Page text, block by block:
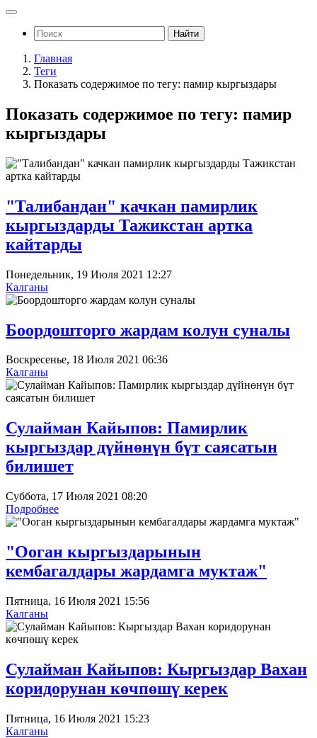
Найти
Главная
Теги
Показать содержимое по тегу: памир кыргыздары
Показать содержимое по тегу: памир
кыргыздары
"Талибандан" качкан памирлик
кыргыздарды Тажикстан артка
кайтарды
Понедельник, 19 Июля 2021 12:27
Калганы
Боордошторго жардам колун суналы
Воскресенье, 18 Июля 2021 06:36
Калганы
Сулайман Кайыпов: Памирлик
кыргыздар дүйнөнүн бүт саясатын
билишет
Суббота, 17 Июля 2021 08:20
Подробнее
"Ооган кыргыздарынын
кембагалдары жардамга муктаж"
Пятница, 16 Июля 2021 15:56
Калганы
Сулайман Кайыпов: Кыргыздар Вахан
коридорунан көчпөшү керек
Пятница, 16 Июля 2021 15:23
Калганы